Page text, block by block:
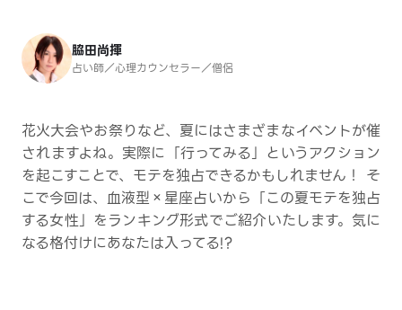
おすすめの占い師
よくある質問
えもじの子（占）12星座占い
占い記事
お知らせ
脇田尚揮
占い師／心理カウンセラー／僧侶
花火大会やお祭りなど、夏にはさまざまなイベントが催
されますよね。実際に「行ってみる」というアクション
を起こすことで、モテを独占できるかもしれません！ そ
こで今回は、血液型×星座占いから「この夏モテを独占
する女性」をランキング形式でご紹介いたします。気に
なる格付けにあなたは入ってる!?